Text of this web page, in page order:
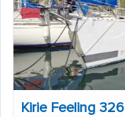
Kirie Feeling 326